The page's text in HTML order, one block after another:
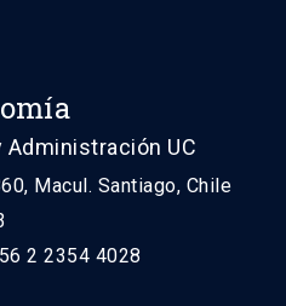
Administración UC
Macul. Santiago, Chile
2 2354 4028